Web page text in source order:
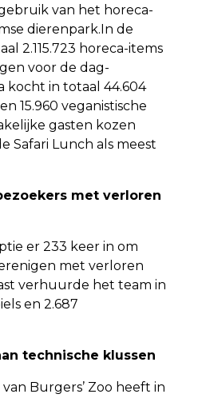
van het horeca-
dierenpark.In de
2.115.723 horeca-items
voor de dag-
kocht in totaal 44.604
15.960 veganistische
gasten kozen
Safari Lunch als meest
met verloren
er 233 keer in om
met verloren
verhuurde het team in
en 2.687
technische klussen
Burgers’ Zoo heeft in